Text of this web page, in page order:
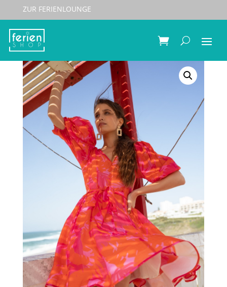
ZUR FERIENLOUNGE
Start/